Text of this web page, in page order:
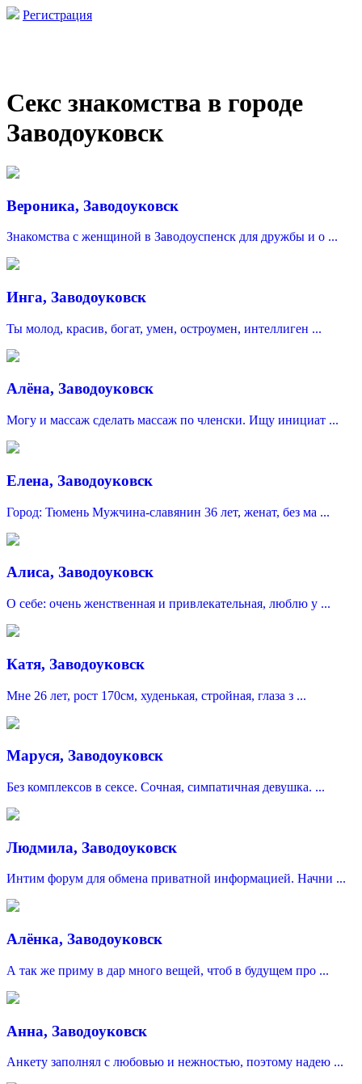
Регистрация
Секс знакомства в городе
Заводоуковск
Вероника, Заводоуковск
Знакомства с женщиной в Заводоуспенск для дружбы и о ...
Инга, Заводоуковск
Ты молод, красив, богат, умен, остроумен, интеллиген ...
Алёна, Заводоуковск
Могу и массаж сделать массаж по членски. Ищу инициат ...
Елена, Заводоуковск
Город: Тюмень Мужчина-славянин 36 лет, женат, без ма ...
Алиса, Заводоуковск
О себе: очень женственная и привлекательная, люблю у ...
Катя, Заводоуковск
Мне 26 лет, рост 170см, худенькая, стройная, глаза з ...
Маруся, Заводоуковск
Без комплексов в сексе. Сочная, симпатичная девушка. ...
Людмила, Заводоуковск
Интим форум для обмена приватной информацией. Начни ...
Алёнка, Заводоуковск
А так же приму в дар много вещей, чтоб в будущем про ...
Анна, Заводоуковск
Анкету заполнял с любовью и нежностью, поэтому надею ...